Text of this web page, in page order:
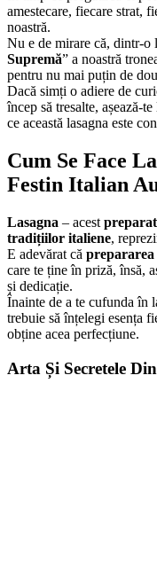
amestecare, fiecare strat,
noastră.
Nu e de mirare că, dintr-o
Supremă” a noastră
pentru nu mai puțin de
Dacă simți o adiere de
încep să tresalte, așează-
ce această lasagna este
Cum Se Face
Festin Italian
Lasagna – acest
tradițiilor italiene,
E adevărat că prepararea
care te ține în priză, însă,
și dedicație.
Înainte de a te cufunda în
trebuie să înțelegi esența
obține acea perfecțiune.
Arta Și Secretele